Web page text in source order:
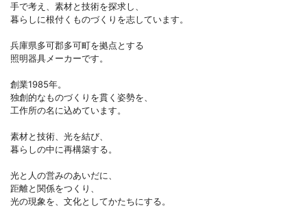
手で考え、素材と技術を探求し、
暮らしに根付くものづくりを志しています。
兵庫県多可郡多可町を拠点とする
照明器具メーカーです。
創業1985年。
独創的なものづくりを貫く姿勢を、
工作所の名に込めています。
素材と技術、光を結び、
暮らしの中に再構築する。
光と人の営みのあいだに、
距離と関係をつくり、
光の現象を、文化としてかたちにする。